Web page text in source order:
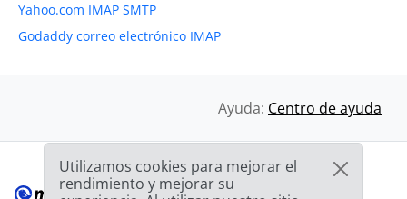
Yahoo.com IMAP SMTP
Godaddy correo electrónico IMAP
Ayuda: Centro de ayuda
Utilizamos cookies para mejorar el
rendimiento y mejorar su